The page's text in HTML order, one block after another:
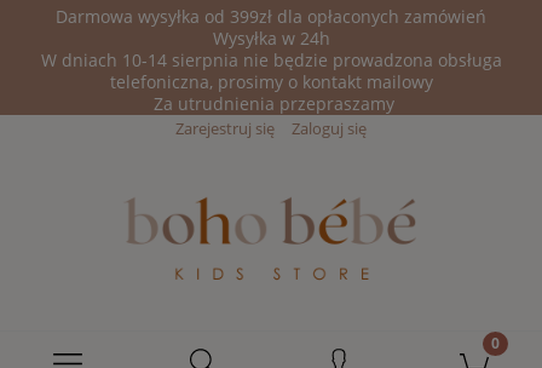
Darmowa wysyłka od 399zł dla opłaconych zamówień
Wysyłka w 24h
W dniach 10-14 sierpnia nie będzie prowadzona obsługa
telefoniczna, prosimy o kontakt mailowy
Za utrudnienia przepraszamy
Zarejestruj się Zaloguj się